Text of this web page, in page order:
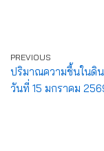
PREVIOUS
ปริมาณความชื้นในดิน
วันที่ 15 มกราคม